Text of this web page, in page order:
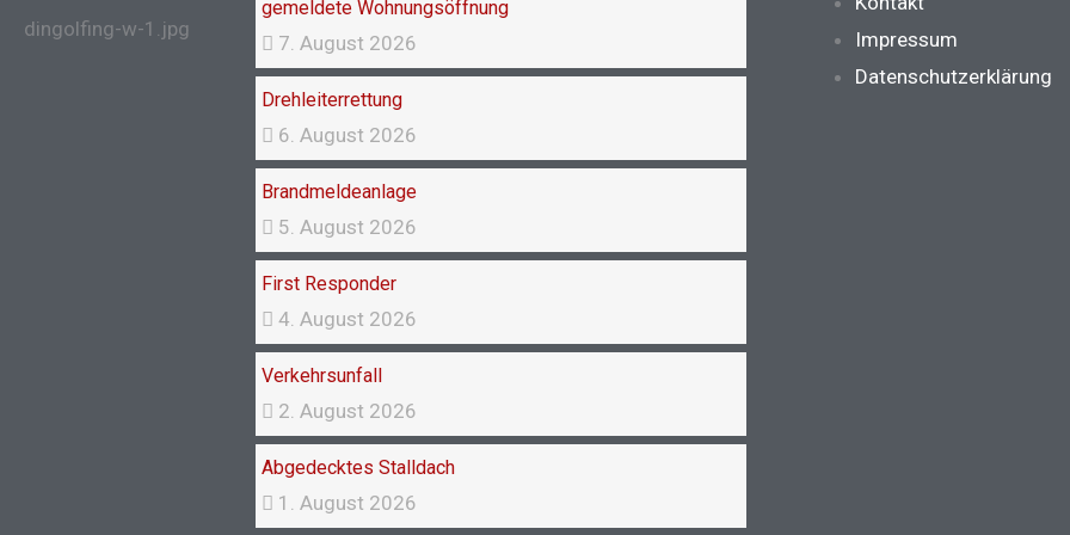
gemeldete Wohnungsöffnung
7. August 2026
Drehleiterrettung
6. August 2026
Brandmeldeanlage
5. August 2026
First Responder
4. August 2026
Verkehrsunfall
2. August 2026
Abgedecktes Stalldach
1. August 2026
Menu
Impressum
Datenschutzerklärung